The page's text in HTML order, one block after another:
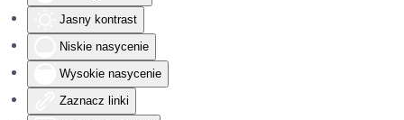
Jasny kontrast
Niskie nasycenie
Wysokie nasycenie
Zaznacz linki